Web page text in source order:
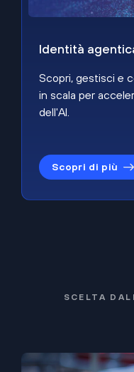
Identità
Scopri, gestisci e
in scala per
dell'AI.
Scopri di più
SCELTA